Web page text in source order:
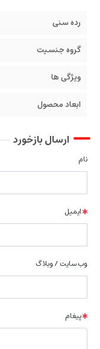
رده سنی
گروه جنسیت
ویژگی ها
ابعاد محصول
ارسال بازخورد
نام
ایمیل
وب سایت / وبلاگ
پیغام